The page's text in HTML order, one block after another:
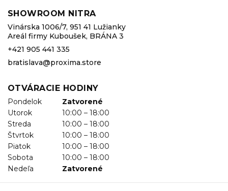
SHOWROOM NITRA
Vinárska 1006/7, 951 41 Lužianky
Areál firmy Kuboušek, BRÁNA 3
+421 905 441 335
bratislava@proxima.store
OTVÁRACIE HODINY
Pondelok
Zatvorené
Utorok
10:00 – 18:00
Streda
10:00 – 18:00
Štvrtok
10:00 – 18:00
Piatok
10:00 – 18:00
Sobota
10:00 – 18:00
Nedeľa
Zatvorené